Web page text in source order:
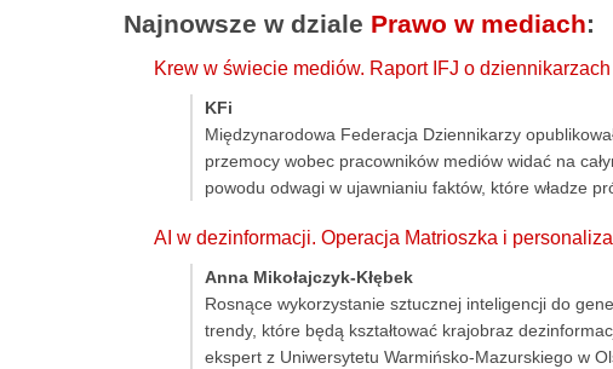
Najnowsze w dziale Prawo w mediach:
Krew w świecie mediów. Raport IFJ o
KFi
Międzynarodowa Federacja Dziennikarzy
przemocy wobec pracowników mediów widać na
powodu odwagi w ujawnianiu faktów, które władze
AI w dezinformacji. Operacja Matrioszka i
Anna Mikołajczyk-Kłębek
Rosnące wykorzystanie sztucznej inteligencji do
trendy, które będą kształtować krajobraz
ekspert z Uniwersytetu Warmińsko-Mazurskiego w